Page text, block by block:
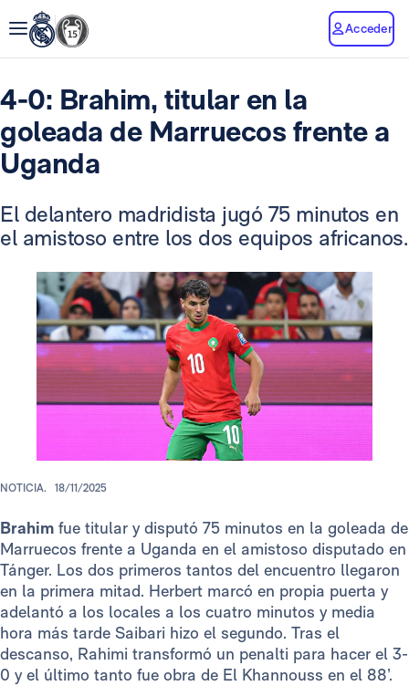
Acceder
4-0: Brahim, titular en la
goleada de Marruecos frente a
Uganda
El delantero madridista jugó 75 minutos en
el amistoso entre los dos equipos africanos.
NOTICIA. 18/11/2025
Brahim fue titular y disputó 75 minutos en la goleada de
Marruecos frente a Uganda en el amistoso disputado en
Tánger. Los dos primeros tantos del encuentro llegaron
en la primera mitad. Herbert marcó en propia puerta y
adelantó a los locales a los cuatro minutos y media
hora más tarde Saibari hizo el segundo. Tras el
descanso, Rahimi transformó un penalti para hacer el 3-
0 y el último tanto fue obra de El Khannouss en el 88’.